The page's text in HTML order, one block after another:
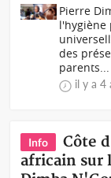
Pierre
l'hygiène
des
parents...
il y a 4
Info
Côte
africain sur